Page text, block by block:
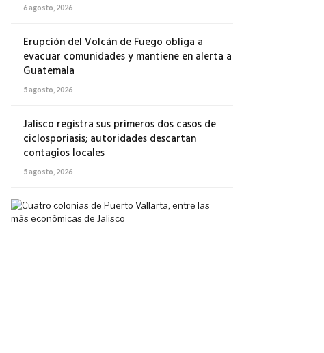
6 agosto, 2026
Erupción del Volcán de Fuego obliga a
evacuar comunidades y mantiene en alerta a
Guatemala
5 agosto, 2026
Jalisco registra sus primeros dos casos de
ciclosporiasis; autoridades descartan
contagios locales
5 agosto, 2026